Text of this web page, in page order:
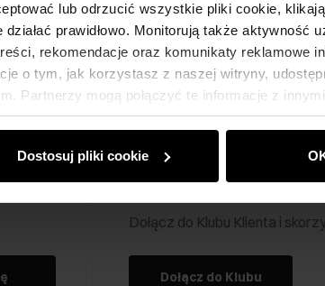
lub odrzucić wszystkie pliki cookie,
prawidłowo. Monitorują także aktywność
rekomendacje oraz komunikaty reklamowe
o tym, jak korzystasz z naszej witryny,
Partnerzy mogą połączyć te informacje z
z ich usług.
Dostosuj pliki cookie
Klub Klienta Ochnik
Dołącz do Klubu Klienta i
Dołącz do Klubu